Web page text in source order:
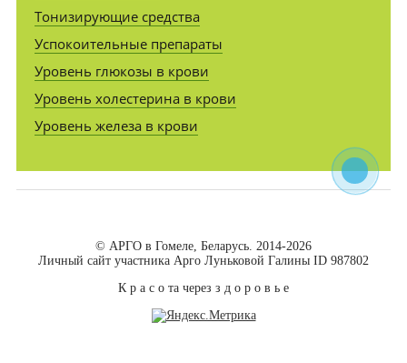
Тонизирующие средства
Успокоительные препараты
Уровень глюкозы в крови
Уровень холестерина в крови
Уровень железа в крови
© АРГО в Гомеле, Беларусь. 2014-2026
Личный сайт участника Арго Луньковой Галины ID 987802
К р а с о та через з д о р о в ь е